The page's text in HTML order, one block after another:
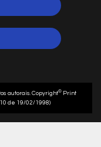
autorais. Copyright© Print
de 19/02/1998)